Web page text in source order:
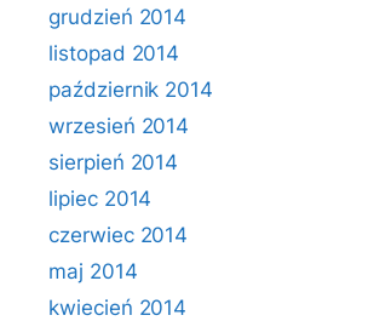
grudzień 2014
listopad 2014
październik 2014
wrzesień 2014
sierpień 2014
lipiec 2014
czerwiec 2014
maj 2014
kwiecień 2014